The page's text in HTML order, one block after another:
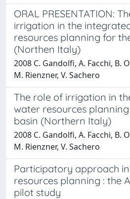
ORAL PRESENTATION:
irrigation in the
resources planning for
(Northen Italy)
2008 C. Gandolfi, A. Facchi, B.
M. Rienzner, V. Sachero
The role of irrigation in
water resources
basin (Northern Italy)
2008 C. Gandolfi, A. Facchi, B.
M. Rienzner, V. Sachero
Participatory approach
resources planning : the
pilot study